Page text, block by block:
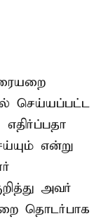
செய்யப்பட்ட
என்று
அவர்
தொடர்பாக